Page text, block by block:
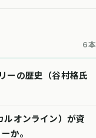
6本
ーの歴史（谷村格氏
ルオンライン）が資
か。